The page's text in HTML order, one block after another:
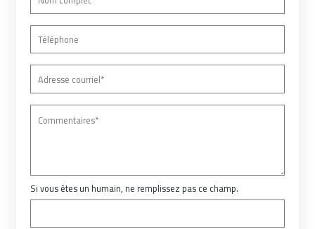
Si vous êtes un humain, ne remplissez pas ce champ.